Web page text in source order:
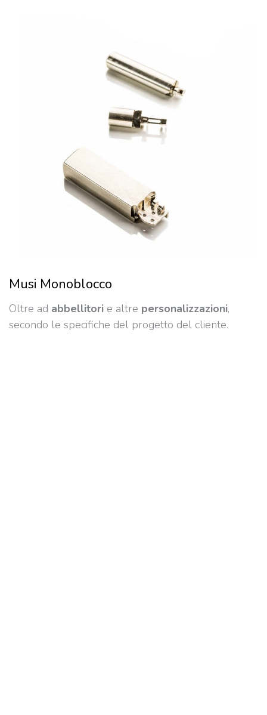
Musi Monoblocco
Oltre ad abbellitori e altre personalizzazioni,
secondo le specifiche del progetto del cliente.